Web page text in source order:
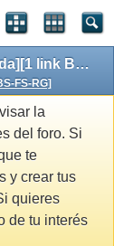
Officer down [2013][DVDRip][Subtitulada][1 link BS-FS-RG]
FS-RG]
la
del foro. Si
te
y crear tus
quieres
de tu interés